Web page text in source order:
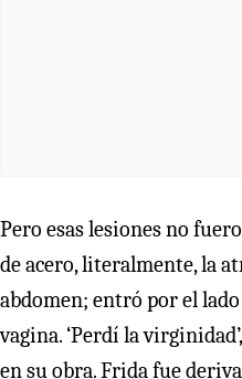
Pero esas lesiones no
de acero, literalmente, la
abdomen; entró por el
vagina. ‘Perdí la
en su obra. Frida fue